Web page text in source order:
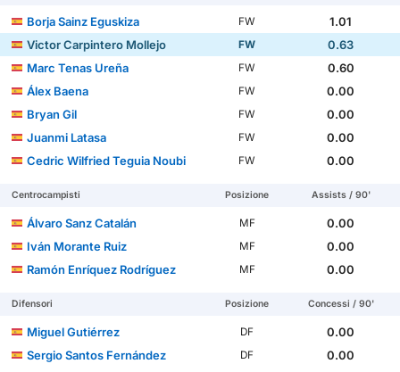
Borja Sainz Eguskiza FW
1.01
Victor Carpintero Mollejo
FW
0.63
Marc Tenas Ureña
FW
0.60
Álex Baena
FW
0.00
Bryan Gil
FW
0.00
Juanmi Latasa
FW
0.00
Cedric Wilfried Teguia Noubi
FW 0.00
Centrocampisti Posizione Assists / 90'
Álvaro Sanz Catalán MF
0.00
Iván Morante Ruiz
MF
0.00
Ramón Enríquez Rodríguez
MF 0.00
Difensori Posizione Concessi / 90'
Miguel Gutiérrez DF
0.00
Sergio Santos Fernández
DF
0.00